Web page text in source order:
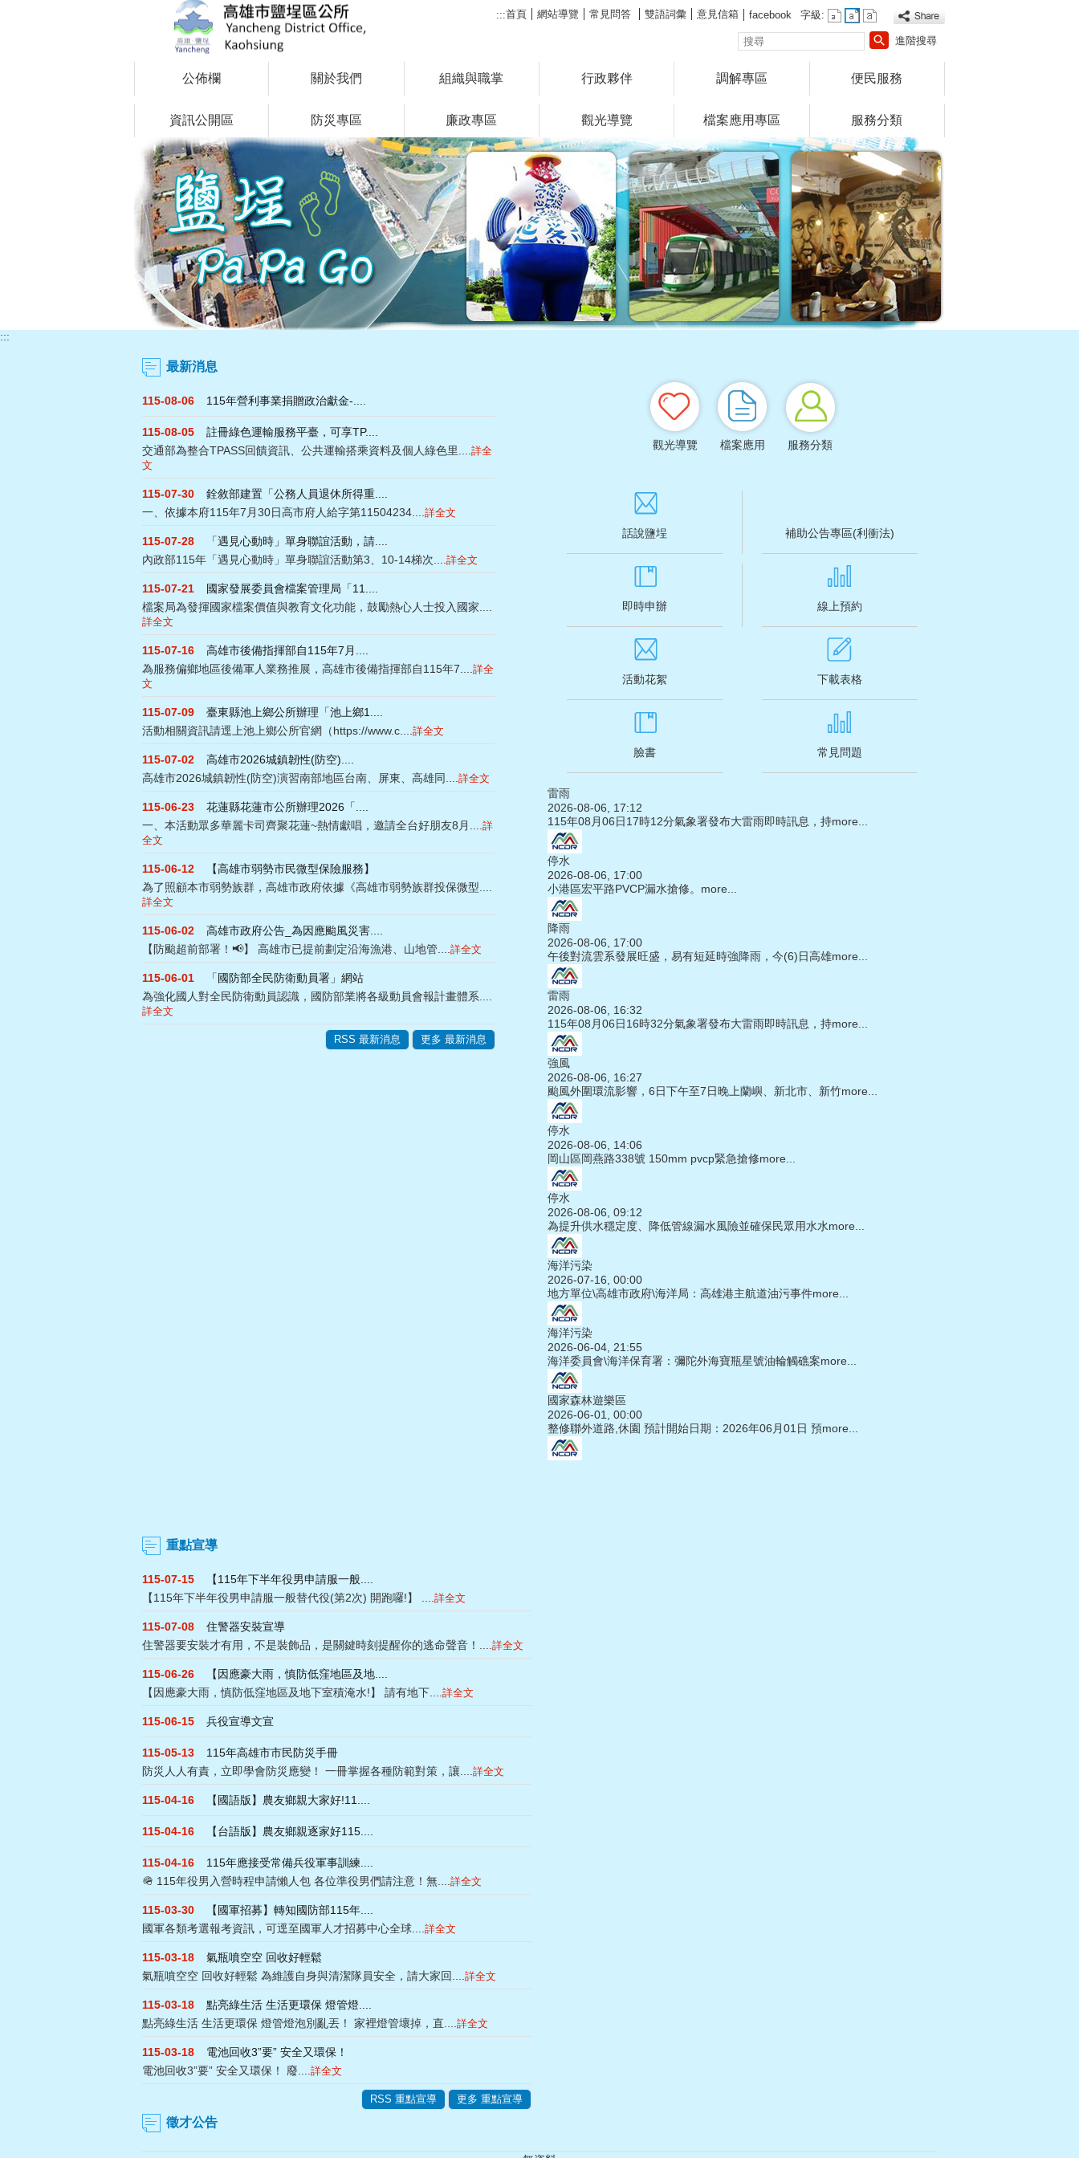
:::首頁 網站導覽 常見問答 雙語詞彙 意見信箱 facebook
字級:
搜
尋
進階搜尋
公佈欄 關於我們 組織與職掌 行政夥伴 調解專區 便民服務
資訊公開區 防災專區 廉政專區 觀光導覽 檔案應用專區 服務分類
:::
最新消息
115-08-06 115年營利事業捐贈政治獻金-....
115-08-05
註冊綠色運輸服務平臺，可享TP....
交通部為整合TPASS回饋資訊、公共運輸搭乘資料及個人綠色里.... 詳全
文
115-07-30
銓敘部建置「公務人員退休所得重....
一、依據本府115年7月30日高市府人給字第11504234.... 詳全文
115-07-28
「遇見心動時」單身聯誼活動，請....
內政部115年「遇見心動時」單身聯誼活動第3、10-14梯次.... 詳全文
115-07-21
國家發展委員會檔案管理局「11....
檔案局為發揮國家檔案價值與教育文化功能，鼓勵熱心人士投入國家....
詳全文
115-07-16
高雄市後備指揮部自115年7月....
為服務偏鄉地區後備軍人業務推展，高雄市後備指揮部自115年7.... 詳全
文
115-07-09
臺東縣池上鄉公所辦理「池上鄉1....
活動相關資訊請逕上池上鄉公所官網（https://www.c.... 詳全文
115-07-02
高雄市2026城鎮韌性(防空)....
高雄市2026城鎮韌性(防空)演習南部地區台南、屏東、高雄同.... 詳全文
115-06-23
花蓮縣花蓮市公所辦理2026「....
一、本活動眾多華麗卡司齊聚花蓮~熱情獻唱，邀請全台好朋友8月.... 詳
全文
115-06-12
【高雄市弱勢市民微型保險服務】
為了照顧本市弱勢族群，高雄市政府依據《高雄市弱勢族群投保微型....
詳全文
115-06-02
高雄市政府公告_為因應颱風災害....
【防颱超前部署！📢】 高雄市已提前劃定沿海漁港、山地管.... 詳全文
115-06-01
「國防部全民防衛動員署」網站
為強化國人對全民防衛動員認識，國防部業將各級動員會報計畫體系....
詳全文
RSS 最新消息 更多 最新消息
觀光導覽 檔案應用 服務分類
話說鹽埕 補助公告專區(利衝法)
即時申辦 線上預約
活動花絮 下載表格
臉書 常見問題
雷雨
2026-08-06, 17:12
115年08月06日17時12分氣象署發布大雷雨即時訊息，持more...
停水
2026-08-06, 17:00
小港區宏平路PVCP漏水搶修。 more...
降雨
2026-08-06, 17:00
午後對流雲系發展旺盛，易有短延時強降雨，今(6)日高雄more...
雷雨
2026-08-06, 16:32
115年08月06日16時32分氣象署發布大雷雨即時訊息，持more...
強風
2026-08-06, 16:27
颱風外圍環流影響，6日下午至7日晚上蘭嶼、新北市、新竹more...
停水
2026-08-06, 14:06
岡山區岡燕路338號 150mm pvcp緊急搶修more...
停水
2026-08-06, 09:12
為提升供水穩定度、降低管線漏水風險並確保民眾用水水more...
海洋污染
2026-07-16, 00:00
地方單位\高雄市政府\海洋局：高雄港主航道油污事件more...
海洋污染
2026-06-04, 21:55
海洋委員會\海洋保育署：彌陀外海寶瓶星號油輪觸礁案more...
國家森林遊樂區
2026-06-01, 00:00
整修聯外道路,休園 預計開始日期：2026年06月01日 預more...
重點宣導
115-07-15
【115年下半年役男申請服一般....
【115年下半年役男申請服一般替代役(第2次) 開跑囉!】 .... 詳全文
115-07-08
住警器安裝宣導
住警器要安裝才有用，不是裝飾品，是關鍵時刻提醒你的逃命聲音！.... 詳全文
115-06-26
【因應豪大雨，慎防低窪地區及地....
【因應豪大雨，慎防低窪地區及地下室積淹水!】 請有地下.... 詳全文
115-06-15 兵役宣導文宣
115-05-13
115年高雄市市民防災手冊
防災人人有責，立即學會防災應變！ 一冊掌握各種防範對策，讓.... 詳全文
115-04-16 【國語版】農友鄉親大家好!11....
115-04-16 【台語版】農友鄉親逐家好115....
115-04-16
115年應接受常備兵役軍事訓練....
🪖 115年役男入營時程申請懶人包 各位準役男們請注意！無.... 詳全文
115-03-30
【國軍招募】轉知國防部115年....
國軍各類考選報考資訊，可逕至國軍人才招募中心全球.... 詳全文
115-03-18
氣瓶噴空空 回收好輕鬆
氣瓶噴空空 回收好輕鬆 為維護自身與清潔隊員安全，請大家回.... 詳全文
115-03-18
點亮綠生活 生活更環保 燈管燈....
點亮綠生活 生活更環保 燈管燈泡別亂丟！ 家裡燈管壞掉，直.... 詳全文
115-03-18
電池回收3”要” 安全又環保！
電池回收3”要” 安全又環保！ 廢.... 詳全文
RSS 重點宣導 更多 重點宣導
徵才公告